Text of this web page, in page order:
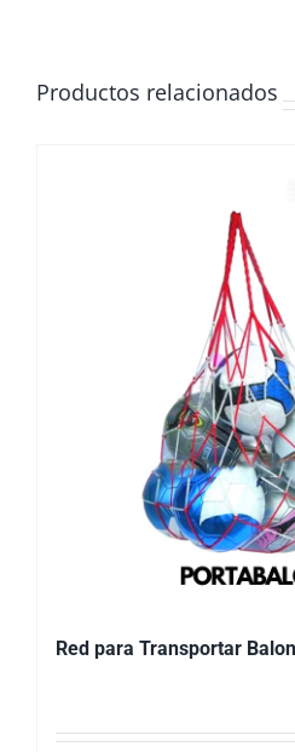
Productos relacionados
Red para Transportar